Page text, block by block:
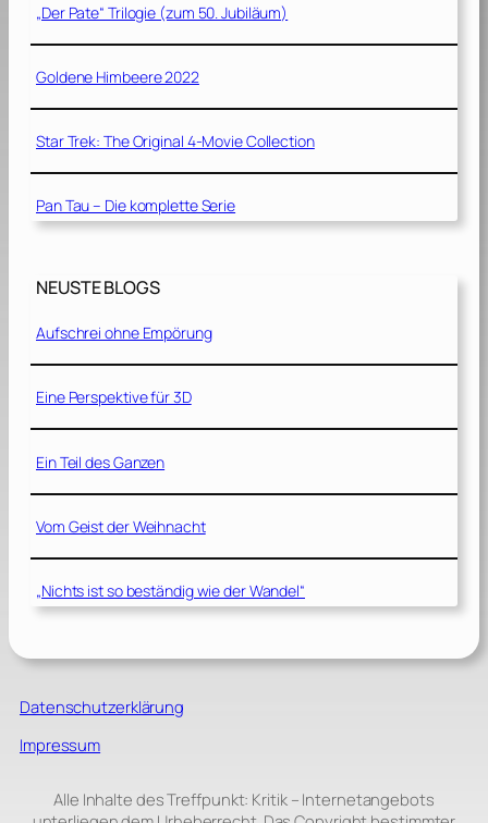
„Der Pate“ Trilogie (zum 50. Jubiläum)
Goldene Himbeere 2022
Star Trek: The Original 4-Movie Collection
Pan Tau – Die komplette Serie
NEUSTE BLOGS
Aufschrei ohne Empörung
Eine Perspektive für 3D
Ein Teil des Ganzen
Vom Geist der Weihnacht
„Nichts ist so beständig wie der Wandel“
Datenschutzerklärung
Impressum
Alle Inhalte des Treffpunkt: Kritik – Internetangebots